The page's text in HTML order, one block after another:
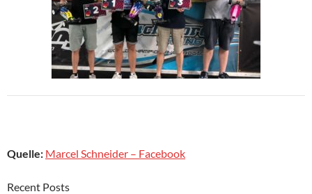
Quelle: Marcel Schneider – Facebook
Recent Posts